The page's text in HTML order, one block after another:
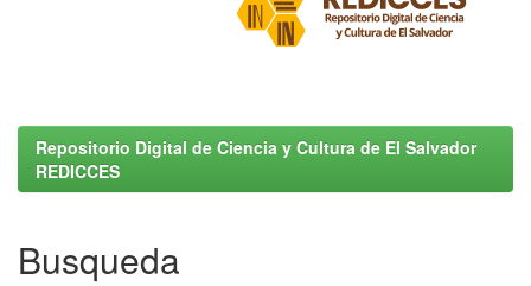
Repositorio Digital de Ciencia y Cultura de El Salvador
REDICCES
Busqueda